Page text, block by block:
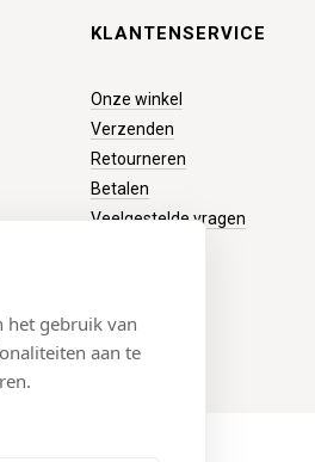
het gebruik van
aan te
KLANTENSERVICE
Onze winkel
Verzenden
Retourneren
Betalen
Veelgestelde vragen